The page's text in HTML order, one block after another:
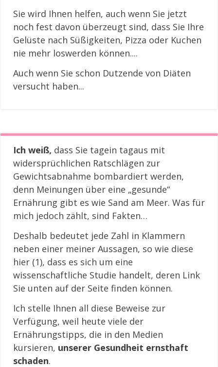
Sie wird Ihnen helfen, auch wenn Sie jetzt
noch fest davon überzeugt sind, dass Sie Ihre
Gelüste nach Süßigkeiten, Pizza oder Kuchen
nie mehr loswerden können....
Auch wenn Sie schon Dutzende von Diäten
versucht haben...
Ich weiß, dass Sie tagein tagaus mit
widersprüchlichen Ratschlägen zur
Gewichtsabnahme bombardiert werden,
denn Meinungen über eine „gesunde“
Ernährung gibt es wie Sand am Meer. Was für
mich jedoch zählt, sind Fakten…
Deshalb bedeutet jede Zahl in Klammern
neben einer meiner Aussagen, so wie diese
hier (1), dass es sich um eine
wissenschaftliche Studie handelt, deren Link
Sie unten auf der Seite finden können.
Ich stelle Ihnen all diese Beweise zur
Verfügung, weil heute viele der
Ernährungstipps, die in den Medien
kursieren, unserer Gesundheit ernsthaft
schaden.